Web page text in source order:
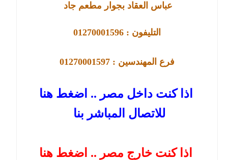
عباس العقاد بجوار مطعم جاد
التليفون : 01270001596
فرع المهندسين : 01270001597
اذا كنت داخل مصر .. اضغط هنا
للاتصال المباشر بنا
اذا كنت خارج مصر .. اضغط هنا